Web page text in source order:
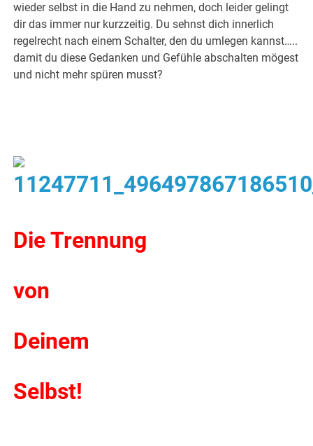
wieder selbst in die Hand zu nehmen, doch leider gelingt
dir das immer nur kurzzeitig. Du sehnst dich innerlich
regelrecht nach einem Schalter, den du umlegen kannst…..
damit du diese Gedanken und Gefühle abschalten mögest
und nicht mehr spüren musst?
Die Trennung
von
Deinem
Selbst!